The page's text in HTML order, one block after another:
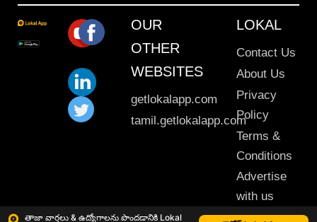
తాజా వార్తలు & ఉద్యోగాలను పొందడానికి Lokal
OUR
OTHER
WEBSITES
getlokalapp.com
tamil.getlokalapp.com
LOKAL
Contact Us
About Us
Privacy
Policy
Terms &
Conditions
Advertise
with us
Sitemap